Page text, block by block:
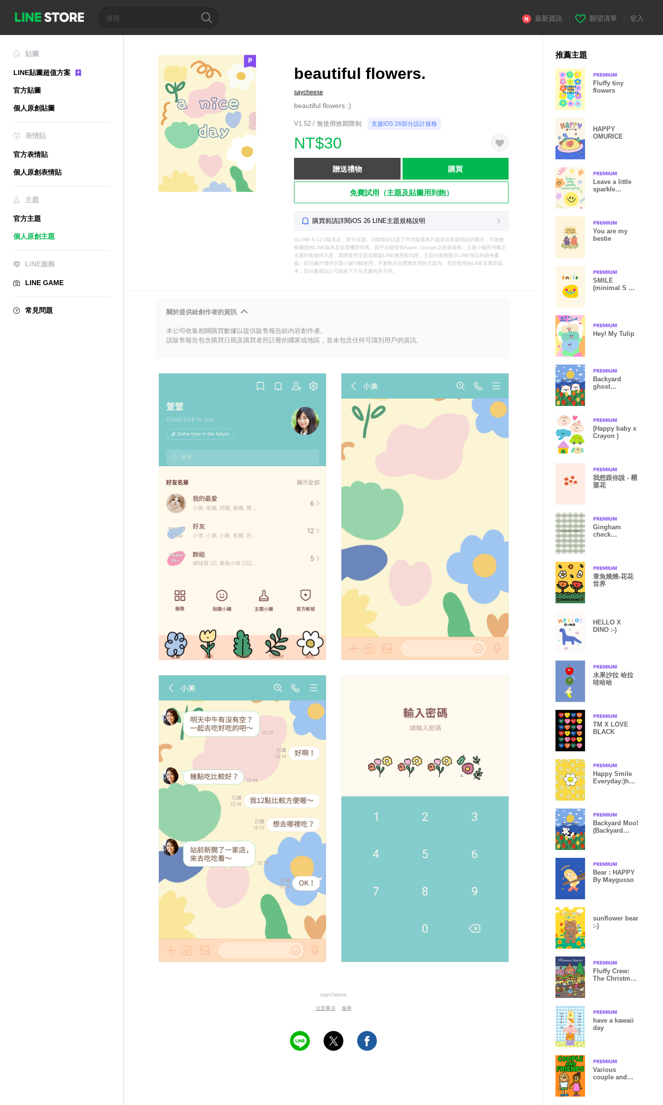
最新資訊 願望清單 登入
貼圖
LINE貼圖超值方案
官方貼圖
個人原創貼圖
表情貼
官方表情貼
個人原創表情貼
主題
官方主題
個人原創主題
LINE服務
LINE GAME
常見問題
beautiful flowers.
saycheese
beautiful flowers :)
V1.52 / 無使用效期限制 支援iOS 26部分設計規格
NT$30
贈送禮物 購買
免費試用（主題及貼圖用到飽）
購買前請詳閱iOS 26 LINE主題規格說明
自LINE 9.12.0版本起，部分頁面、功能按鈕以及下方功能選單只能呈現系統預設的圖示，可能會
根據您的LINE版本及裝置機型而異。因平台開發商Apple, Google之政策規格，主題小舖所刊載之
主題封面僅供示意，實際套用主題並開啟LINE應用程式時，主題封面將顯示LINE預設的綠色畫
面。部分圖片僅供主題小舖刊載使用，不會顯示在實際套用的主題內。若您使用的LINE非最新版
本，部分畫面設計可能與下方示意圖有所不同。
關於提供給創作者的資訊
本公司收集相關購買數據以提供販售報告給內容創作者。
該販售報告包含購買日期及購買者所註冊的國家或地區，並未包含任何可識別用戶的資訊。
saycheese
注意事項 檢舉
推薦主題
Fluffy tiny
flowers
HAPPY
OMURICE
Leave a little
sparkle
You are my
bestie
SMILE
(minimal S M I
Hey! My Tulip
Backyard
ghost
(Happy baby x
Crayon )
我想跟你說 - 罌
粟花
Gingham
check
章魚燒燒-花花
世界
HELLO X
DINO :-)
水果沙拉 哈拉
哇哈哈
TM X LOVE
BLACK
Happy Smile
Everyday:)hon
Backyard Moo!
(Backyard
Bear : HAPPY
By Maygusso
sunflower bear
:-)
Fluffy Crew:
The Christmas
have a kawaii
day
Various
couple and